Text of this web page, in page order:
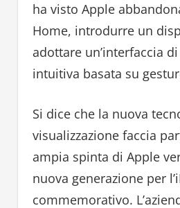
ha visto Apple
Home, introdurre un
adottare un’interfaccia
intuitiva basata su
Si dice che la nuova
visualizzazione faccia
ampia spinta di Apple
nuova generazione per
commemorativo.